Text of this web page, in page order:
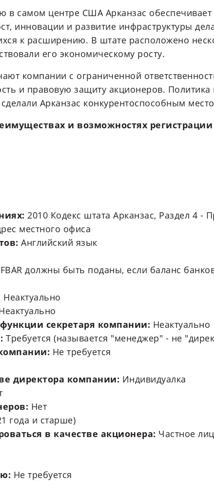
в самом центре США Арканзас
инновации и развитие инфраструктуры
к расширению. В штате расположено
его экономическому росту.
компании с ограниченной
и правовую защиту акционеров.
Арканзас конкурентоспособным
и возможностях
2010 Кодекс штата Арканзас, Раздел 4 -
местного офиса
Английский язык
должны быть поданы, если баланс
Неактуально
секретаря компании: Неактуально
Требуется (называется "менеджер" - не
Не требуется
директора компании: Индивидуалка
Нет
года и старше)
в качестве акционера: Частное
Не требуется